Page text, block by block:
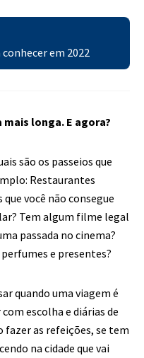
em 2022
longa. E agora?
são os passeios que
Restaurantes
você não consegue
Tem algum filme legal
passada no cinema?
e presentes?
quando uma viagem é
escolha e diárias de
fazer as refeições, se tem
na cidade que vai